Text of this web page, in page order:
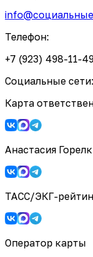
Телефон:
+7 (923) 498-11-
Социальные сети:
Карта
Анастасия
ТАСС/ЭКГ-
Оператор карты